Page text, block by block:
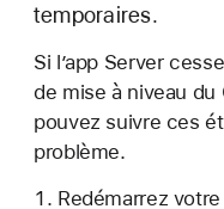
temporaires.
Si l’app Server
de mise à niveau
pouvez suivre ces
problème.
Redémarrez